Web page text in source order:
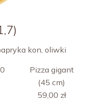
kon, oliwki
Pizza gigant
(45 cm)
59,00 zł